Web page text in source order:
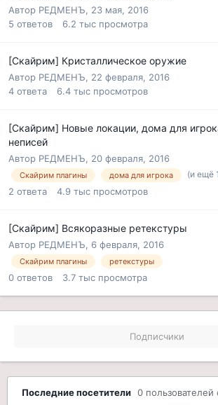
Автор РЕДМЕНЪ, 23 мая, 2016
5 ответов 6.2 тыс просмотра
[Скайрим] Кристаллическое оружие
Автор РЕДМЕНЪ, 22 февраля, 2016
4 ответа 6.4 тыс просмотров
[Скайрим] Новые локации, дома для
неписей
Автор РЕДМЕНЪ, 20 февраля, 2016
Скайрим плагины дома для игрока (и ещё
2 ответа 4.9 тыс просмотров
[Скайрим] Всякоразные ретекстуры
Автор РЕДМЕНЪ, 6 февраля, 2016
Скайрим плагины ретекстуры
0 ответов 3.7 тыс просмотра
Подписчики
Последние посетители 0 пользователей